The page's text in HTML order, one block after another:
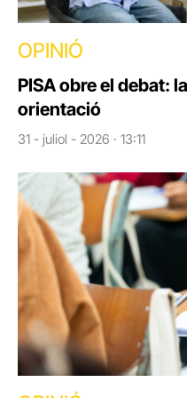
OPINIÓ
PISA obre el debat:
orientació
31 - juliol - 2026 · 13:11